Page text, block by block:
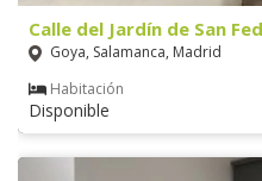
Calle del Jardín de San
Goya, Salamanca, Madrid
Habitación
Disponible